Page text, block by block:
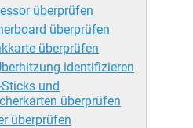
überprüfen
überprüfen
überprüfen
identifizieren
Sticks und
überprüfen
überprüfen